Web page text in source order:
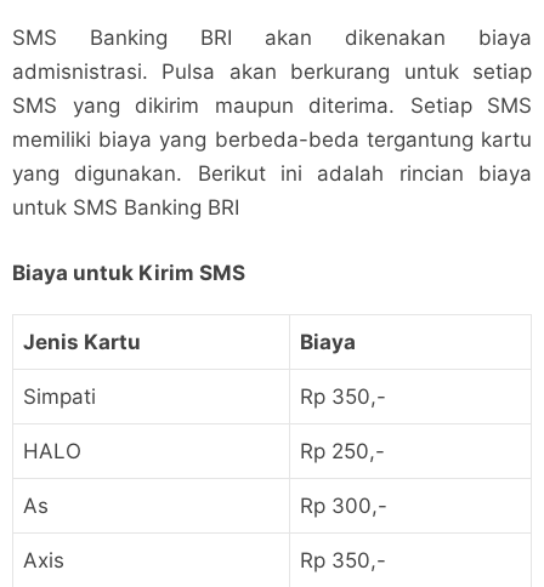
SMS Banking BRI akan dikenakan biaya
admisnistrasi. Pulsa akan berkurang untuk setiap
SMS yang dikirim maupun diterima. Setiap SMS
memiliki biaya yang berbeda-beda tergantung kartu
yang digunakan. Berikut ini adalah rincian biaya
untuk SMS Banking BRI
Biaya untuk Kirim SMS
Jenis Kartu Biaya
Simpati Rp 350,-
HALO Rp 250,-
As Rp 300,-
Axis Rp 350,-